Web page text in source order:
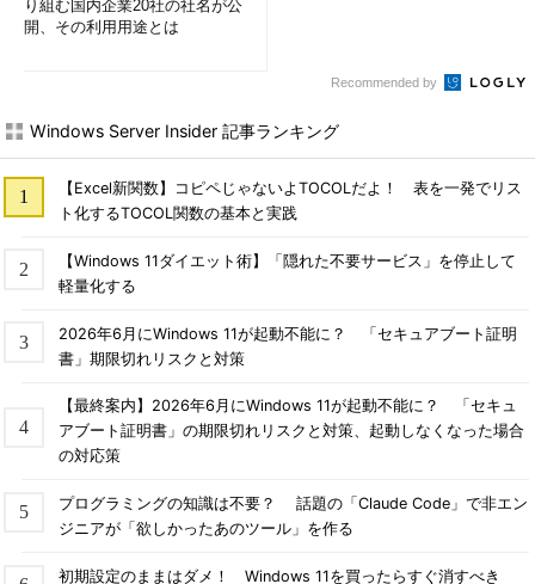
り組む国内企業20社の社名が公
開、その利用用途とは
Recommended by
Windows Server Insider 記事ランキング
【Excel新関数】コピペじゃないよTOCOLだよ！ 表を一発でリス
ト化するTOCOL関数の基本と実践
【Windows 11ダイエット術】「隠れた不要サービス」を停止して
軽量化する
2026年6月にWindows 11が起動不能に？ 「セキュアブート証明
書」期限切れリスクと対策
【最終案内】2026年6月にWindows 11が起動不能に？ 「セキュ
アブート証明書」の期限切れリスクと対策、起動しなくなった場合
の対応策
プログラミングの知識は不要？ 話題の「Claude Code」で非エン
ジニアが「欲しかったあのツール」を作る
初期設定のままはダメ！ Windows 11を買ったらすぐ消すべき